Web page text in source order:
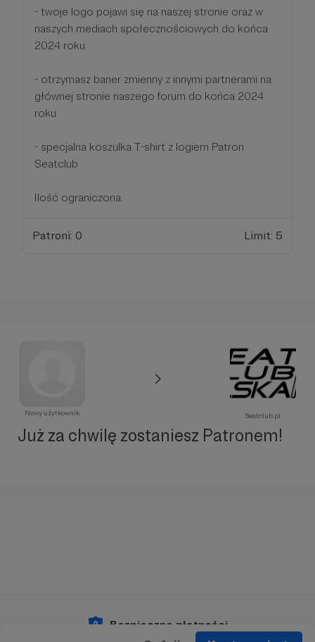
- twoje logo pojawi się na naszej stronie oraz w
naszych mediach społecznościowych do końca
2024 roku
- otrzymasz baner zmienny z innymi partnerami na
głównej stronie naszego forum do końca 2024
roku
- specjalna koszulka T-shirt z logiem Patron
Seatclub
Ilość ograniczona.
Patroni: 0 Limit: 5
Nowy użytkownik Seatclub.pl
Już za chwilę zostaniesz Patronem!
Bezpieczne płatności